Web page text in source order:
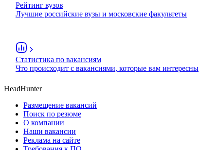
Рейтинг вузов
Лучшие российские вузы и московские факультеты
Статистика по вакансиям
Что происходит с вакансиями, которые вам интересны
HeadHunter
Размещение вакансий
Поиск по резюме
О компании
Наши вакансии
Реклама на сайте